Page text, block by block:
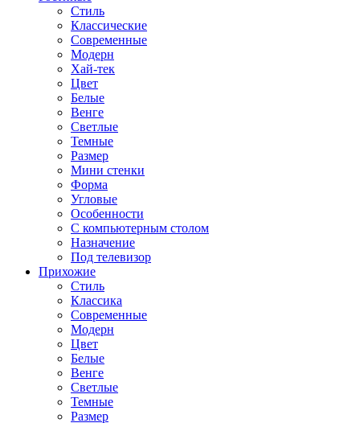
Стиль
Классические
Современные
Модерн
Хай-тек
Цвет
Белые
Венге
Светлые
Темные
Размер
Мини стенки
Форма
Угловые
Особенности
С компьютерным столом
Назначение
Под телевизор
Прихожие
Стиль
Классика
Современные
Модерн
Цвет
Белые
Венге
Светлые
Темные
Размер